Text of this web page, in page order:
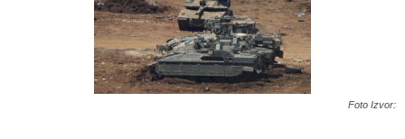
Foto Izvor: